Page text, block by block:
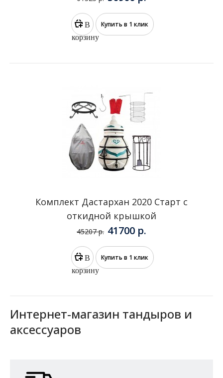
Комплект Дастархан 2020 PRO с
откидной крышкой
61325 р. 50900 р.
В
корзину
Купить в 1 клик
Комплект Дастархан 2020 Старт с